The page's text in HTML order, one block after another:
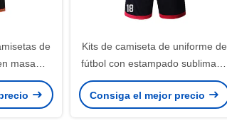
de
masa
Kits de camiseta de uniforme de
fútbol con estampado sublimado
para jóvenes, transpirables y
personalizados
Consiga el mejor precio